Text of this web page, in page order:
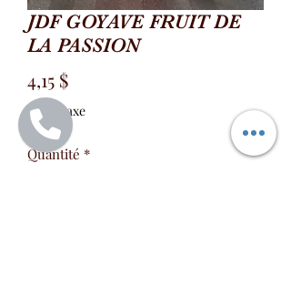
JDF GOYAVE FRUIT DE
LA PASSION
4,15 $Prix
Hors Taxe
Quantité *